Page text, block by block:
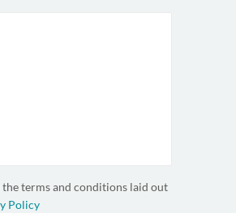
the terms and conditions laid out
Policy